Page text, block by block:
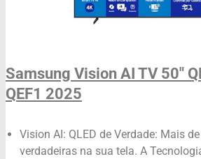
Samsung Vision AI TV 50"
QEF1 2025
Vision AI: QLED de Verdade: Mais
verdadeiras na sua tela. A